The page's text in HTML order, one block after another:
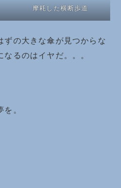
摩耗した横断歩道
ずの大きな傘が見つからな
るのはイヤだ。。。
。